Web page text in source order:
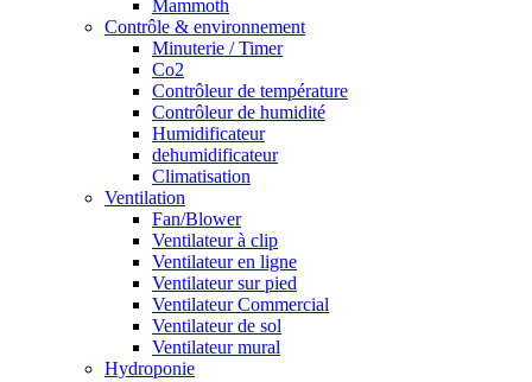
Mammoth
Contrôle & environnement
Minuterie / Timer
Co2
Contrôleur de température
Contrôleur de humidité
Humidificateur
dehumidificateur
Climatisation
Ventilation
Fan/Blower
Ventilateur à clip
Ventilateur en ligne
Ventilateur sur pied
Ventilateur Commercial
Ventilateur de sol
Ventilateur mural
Hydroponie